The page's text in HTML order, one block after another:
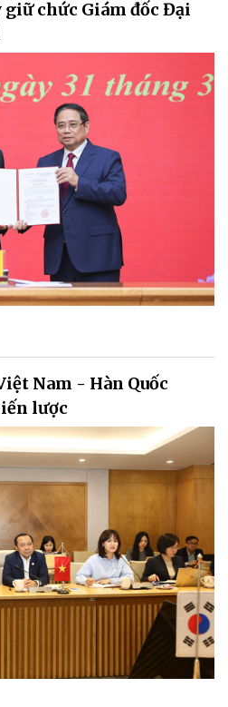
giữ chức Giám đốc Đại
Nam - Hàn Quốc
lược